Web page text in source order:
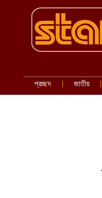
প্রচ্ছদ জাতীয়